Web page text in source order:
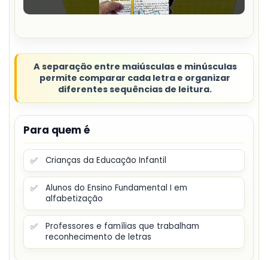
A separação entre maiúsculas e minúsculas
permite comparar cada letra e organizar
diferentes sequências de leitura.
Para quem é
✅ Crianças da Educação Infantil
✅
Alunos do Ensino Fundamental I em
alfabetização
✅
Professores e famílias que trabalham
reconhecimento de letras